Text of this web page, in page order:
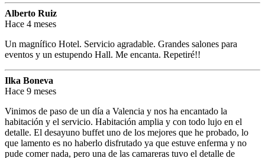
Alberto Ruiz
Hace 4 meses
Un magnífico Hotel. Servicio agradable. Grandes salones para
eventos y un estupendo Hall. Me encanta. Repetiré!!
Ilka Boneva
Hace 9 meses
Vinimos de paso de un día a Valencia y nos ha encantado la
habitación y el servicio. Habitación amplia y con todo lujo en el
detalle. El desayuno buffet uno de los mejores que he probado, lo
que lamento es no haberlo disfrutado ya que estuve enferma y no
pude comer nada, pero una de las camareras tuvo el detalle de